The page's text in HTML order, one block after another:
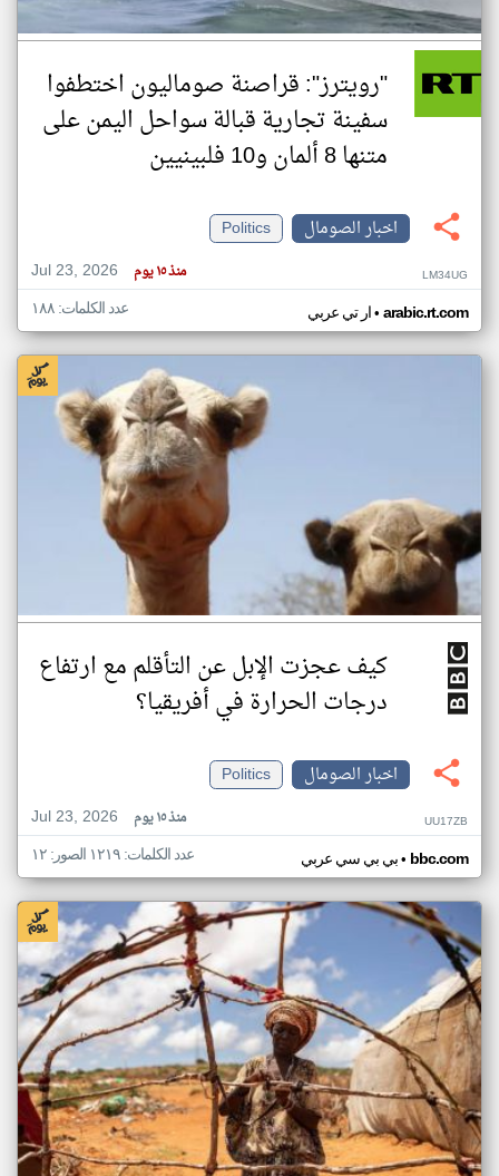
"رويترز": قراصنة صوماليون اختطفوا
سفينة تجارية قبالة سواحل اليمن على
متنها 8 ألمان و10 فلبينيين
اخبار الصومال
Politics
Jul 23, 2026
منذ ١٥ يوم LM34UG
ار تي عربي• arabic.rt.com عدد الكلمات: ١٨٨
كيف عجزت الإبل عن التأقلم مع ارتفاع
درجات الحرارة في أفريقيا؟
اخبار الصومال
Politics
Jul 23, 2026
منذ ١٥ يوم UU17ZB
بي بي سي عربي• bbc.com عدد الكلمات: ١٢١٩ الصور: ١٢